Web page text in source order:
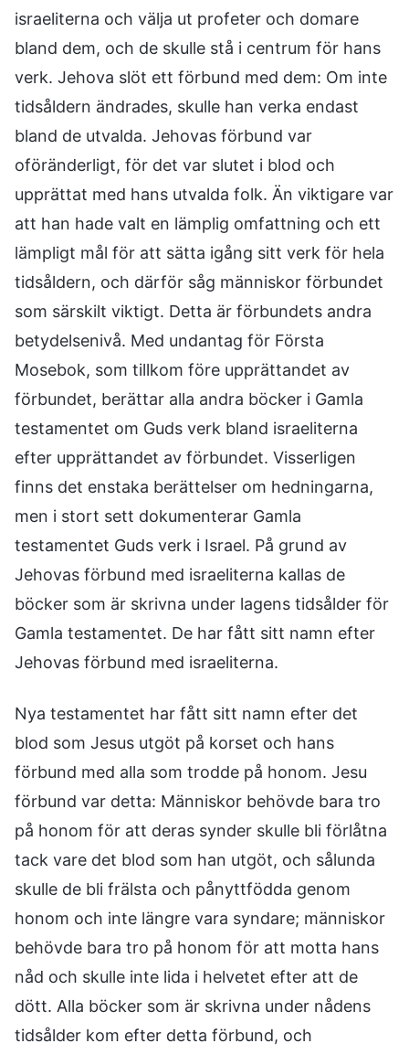
israeliterna och välja ut profeter och domare
bland dem, och de skulle stå i centrum för hans
verk. Jehova slöt ett förbund med dem: Om inte
tidsåldern ändrades, skulle han verka endast
bland de utvalda. Jehovas förbund var
oföränderligt, för det var slutet i blod och
upprättat med hans utvalda folk. Än viktigare var
att han hade valt en lämplig omfattning och ett
lämpligt mål för att sätta igång sitt verk för hela
tidsåldern, och därför såg människor förbundet
som särskilt viktigt. Detta är förbundets andra
betydelsenivå. Med undantag för Första
Mosebok, som tillkom före upprättandet av
förbundet, berättar alla andra böcker i Gamla
testamentet om Guds verk bland israeliterna
efter upprättandet av förbundet. Visserligen
finns det enstaka berättelser om hedningarna,
men i stort sett dokumenterar Gamla
testamentet Guds verk i Israel. På grund av
Jehovas förbund med israeliterna kallas de
böcker som är skrivna under lagens tidsålder för
Gamla testamentet. De har fått sitt namn efter
Jehovas förbund med israeliterna.
Nya testamentet har fått sitt namn efter det
blod som Jesus utgöt på korset och hans
förbund med alla som trodde på honom. Jesu
förbund var detta: Människor behövde bara tro
på honom för att deras synder skulle bli förlåtna
tack vare det blod som han utgöt, och sålunda
skulle de bli frälsta och pånyttfödda genom
honom och inte längre vara syndare; människor
behövde bara tro på honom för att motta hans
nåd och skulle inte lida i helvetet efter att de
dött. Alla böcker som är skrivna under nådens
tidsålder kom efter detta förbund, och